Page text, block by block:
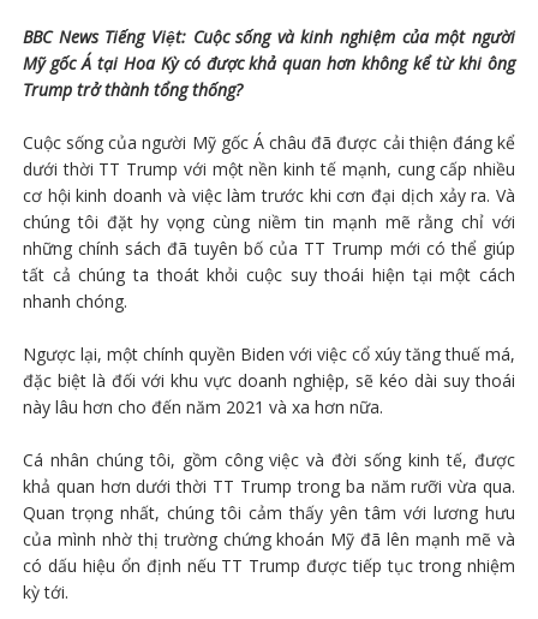
BBC News Tiếng Việt: Cuộc sống và kinh nghiệm của một người
Mỹ gốc Á tại Hoa Kỳ có được khả quan hơn không kể từ khi ông
Trump trở thành tổng thống?
Cuộc sống của người Mỹ gốc Á châu đã được cải thiện đáng kể
dưới thời TT Trump với một nền kinh tế mạnh, cung cấp nhiều
cơ hội kinh doanh và việc làm trước khi cơn đại dịch xảy ra. Và
chúng tôi đặt hy vọng cùng niềm tin mạnh mẽ rằng chỉ với
những chính sách đã tuyên bố của TT Trump mới có thể giúp
tất cả chúng ta thoát khỏi cuộc suy thoái hiện tại một cách
nhanh chóng.
Ngược lại, một chính quyền Biden với việc cổ xúy tăng thuế má,
đặc biệt là đối với khu vực doanh nghiệp, sẽ kéo dài suy thoái
này lâu hơn cho đến năm 2021 và xa hơn nữa.
Cá nhân chúng tôi, gồm công việc và đời sống kinh tế, được
khả quan hơn dưới thời TT Trump trong ba năm rưỡi vừa qua.
Quan trọng nhất, chúng tôi cảm thấy yên tâm với lương hưu
của mình nhờ thị trường chứng khoán Mỹ đã lên mạnh mẽ và
có dấu hiệu ổn định nếu TT Trump được tiếp tục trong nhiệm
kỳ tới.